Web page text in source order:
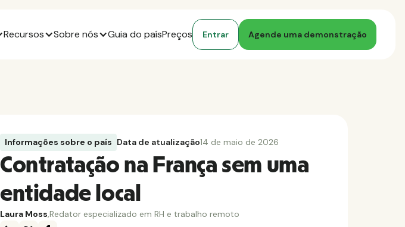
Recursos Sobre nós Guia do paísPreços Entrar Agende uma demonstração
Informações sobre o país Data de atualização14 de maio de 2026
Contratação na França sem uma
entidade local
Laura Moss,Redator especializado em RH e trabalho remoto